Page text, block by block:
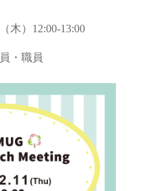
）12:00-13:00
・職員